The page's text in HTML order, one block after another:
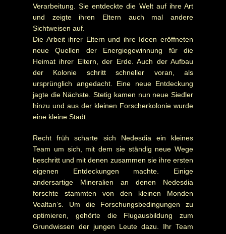
Verarbeitung. Sie entdeckte die Welt auf ihre Art
und zeigte ihren Eltern auch mal andere
Sichtweisen auf.
Die Arbeit ihrer Eltern und ihre Ideen eröffneten
neue Quellen der Energiegewinnung für die
Heimat ihrer Eltern, der Erde. Auch der Aufbau
der Kolonie schritt schneller voran, als
ursprünglich angedacht. Eine neue Entdeckung
jagte die Nächste. Stetig kamen nun neue Siedler
hinzu und aus der kleinen Forscherkolonie wurde
eine kleine Stadt.
Recht früh scharte sich Nedesdia ein kleines
Team um sich, mit dem sie ständig neue Wege
beschritt und mit denen zusammen sie ihre ersten
eigenen Entdeckungen machte. Einige
andersartige Mineralien an denen Nedesdia
forschte stammten von den kleinen Monden
Vealtan’s. Um die Forschungsbedingungen zu
optimieren, gehörte die Flugausbildung zum
Grundwissen der jungen Leute dazu. Ihr Team